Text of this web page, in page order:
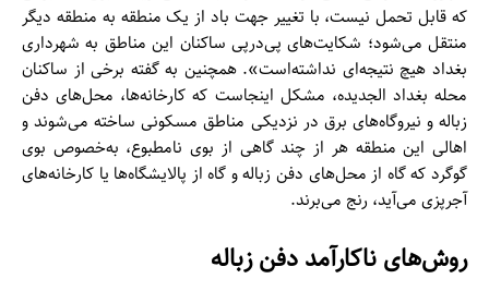
که قابل تحمل نیست، با تغییر جهت باد از یک منطقه به منطقه دیگر
منتقل می‌شود؛ شکایت‌های پی‌درپی ساکنان این مناطق به شهرداری
بغداد هیچ نتیجه‌ای نداشته‌است». همچنین به گفته برخی از ساکنان
محله بغداد الجدیده، مشکل اینجاست که کارخانه‌ها، محل‌های دفن
زباله و نیروگاه‌های برق در نزدیکی مناطق مسکونی ساخته می‌شوند و
اهالی این منطقه هر از چند گاهی از بوی نامطبوع، به‌خصوص بوی
گوگرد که گاه از محل‌های دفن زباله و گاه از پالایشگاه‌ها یا کارخانه‌های
آجرپزی می‌آید، رنج می‌برند.
روشهای ناکارآمد دفن زباله